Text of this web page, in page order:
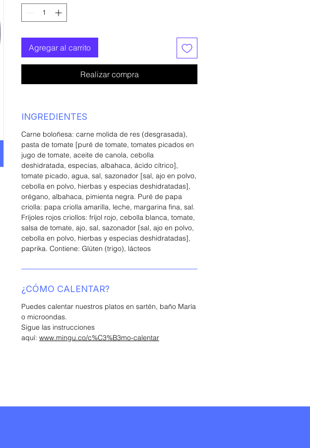
Agregar al carrito
Realizar compra
INGREDIENTES
Carne boloñesa: carne molida de res (desgrasada),
pasta de tomate [puré de tomate, tomates picados en
jugo de tomate, aceite de canola, cebolla
deshidratada, especias, albahaca, ácido cítrico],
tomate picado, agua, sal, sazonador [sal, ajo en polvo,
cebolla en polvo, hierbas y especias deshidratadas],
orégano, albahaca, pimienta negra. Puré de papa
criolla: papa criolla amarilla, leche, margarina fina, sal.
Fríjoles rojos criollos: fríjol rojo, cebolla blanca, tomate,
salsa de tomate, ajo, sal, sazonador [sal, ajo en polvo,
cebolla en polvo, hierbas y especias deshidratadas],
paprika. Contiene: Glúten (trigo), lácteos
¿CÓMO CALENTAR?
Puedes calentar nuestros platos en sartén, baño María
o microondas.
Sigue las instrucciones
aquí: www.mingu.co/c%C3%B3mo-calentar